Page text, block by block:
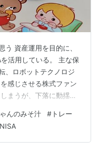
う 資産運用を目的に、
活用している。 主な保
、ロボットテクノロジ
感じさせる株式ファン
まうが、下落に動揺し
お盆を過ぎても気温は
はない暑さが続く。 母
ルで心と体をクールダ
んのみそ汁 # トレー
NISA